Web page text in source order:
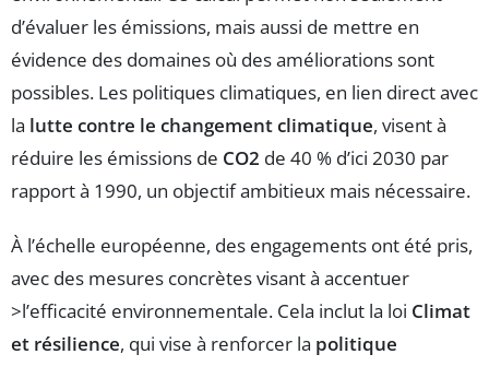
d’évaluer les émissions, mais aussi de mettre en
évidence des domaines où des améliorations sont
possibles. Les politiques climatiques, en lien direct avec
la lutte contre le changement climatique, visent à
réduire les émissions de CO2 de 40 % d’ici 2030 par
rapport à 1990, un objectif ambitieux mais nécessaire.
À l’échelle européenne, des engagements ont été pris,
avec des mesures concrètes visant à accentuer
>l’efficacité environnementale. Cela inclut la loi Climat
et résilience, qui vise à renforcer la politique